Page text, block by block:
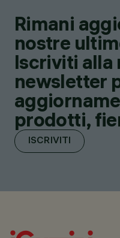
Rimani
nostre
Iscriviti alla
newsletter
prodotti,
ISCRIVITI